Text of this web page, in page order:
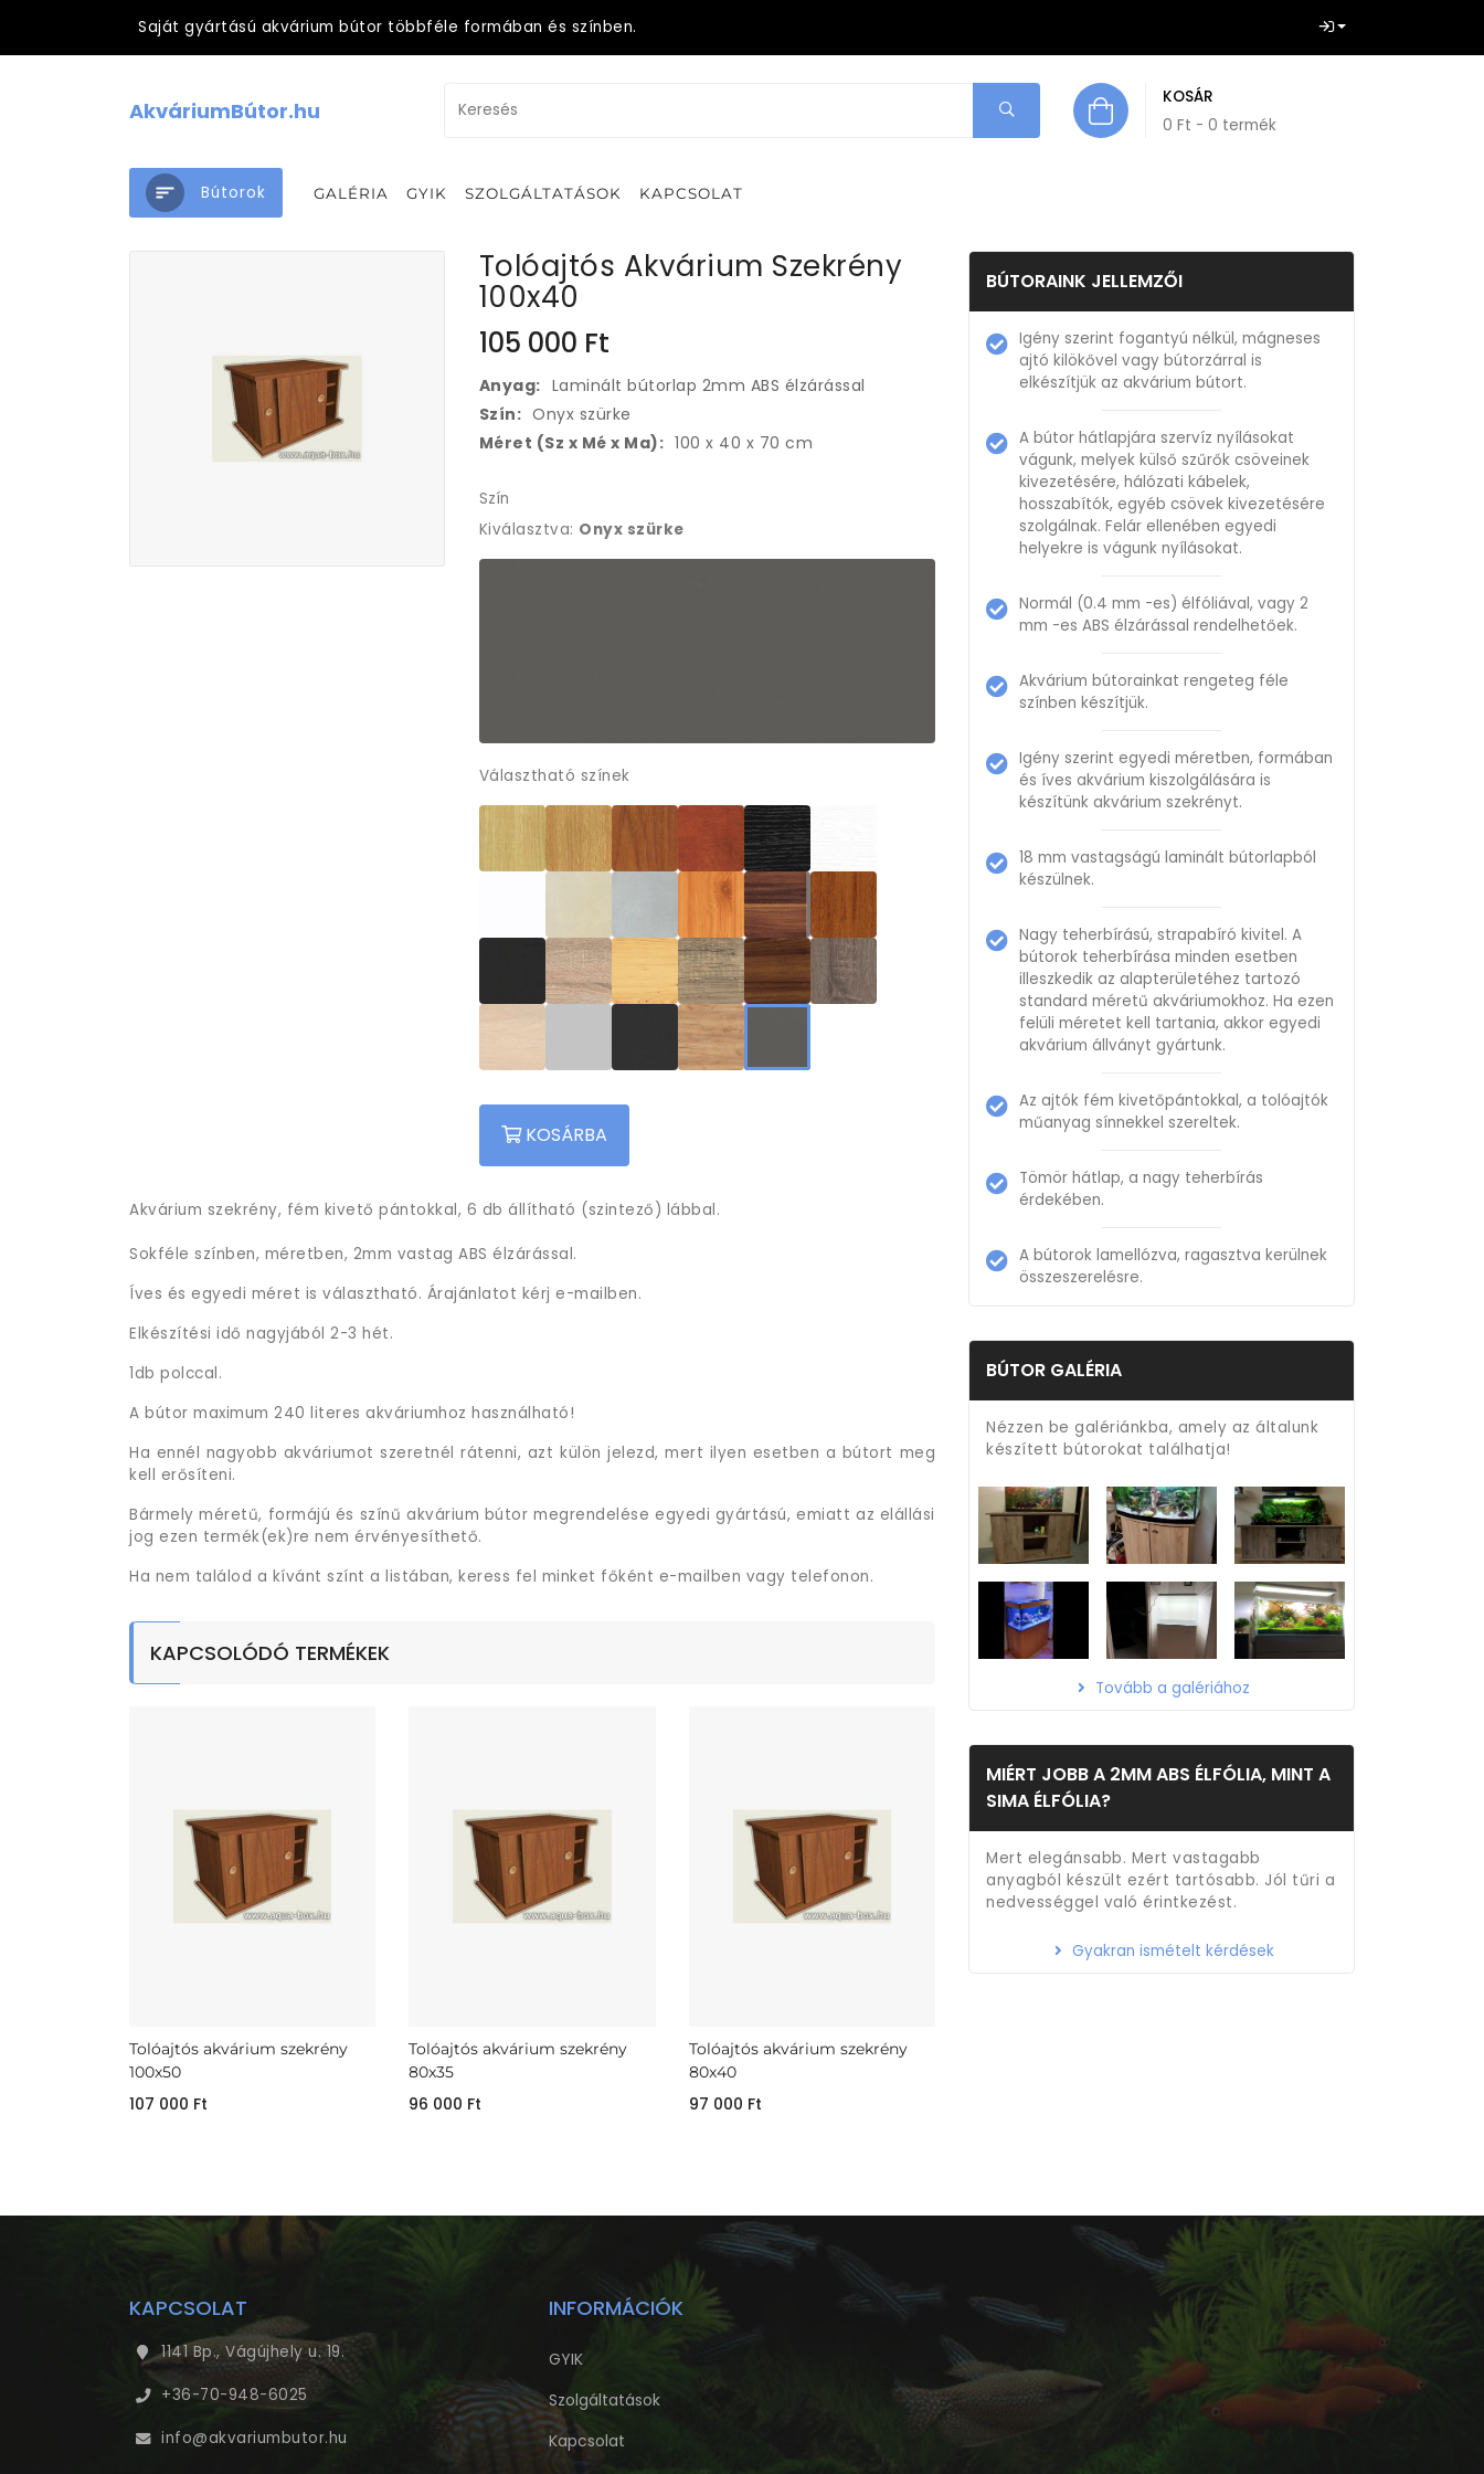
Saját gyártású akvárium bútor többféle formában és színben.
KOSÁR
0 Ft - 0 termék
AkváriumBútor.hu
Bútorok GALÉRIA GYIK SZOLGÁLTATÁSOK KAPCSOLAT
Tolóajtós Akvárium Szekrény
100x40
105 000 Ft
Anyag: Laminált bútorlap 2mm ABS élzárással
Szín: Onyx szürke
Méret (Sz x Mé x Ma): 100 x 40 x 70 cm
Szín
Kiválasztva: Onyx szürke
Választható színek
KOSÁRBA
Akvárium szekrény, fém kivető pántokkal, 6 db állítható (szintező) lábbal.
Sokféle színben, méretben, 2mm vastag ABS élzárással.
Íves és egyedi méret is választható. Árajánlatot kérj e-mailben.
Elkészítési idő nagyjából 2-3 hét.
1db polccal.
A bútor maximum 240 literes akváriumhoz használható!
Ha ennél nagyobb akváriumot szeretnél rátenni, azt külön jelezd, mert ilyen esetben a bútort meg
kell erősíteni.
Bármely méretű, formájú és színű akvárium bútor megrendelése egyedi gyártású, emiatt az elállási
jog ezen termék(ek)re nem érvényesíthető.
Ha nem találod a kívánt színt a listában, keress fel minket főként e-mailben vagy telefonon.
KAPCSOLÓDÓ TERMÉKEK
Tolóajtós akvárium szekrény
100x50
107 000 Ft
Tolóajtós akvárium szekrény
80x35
96 000 Ft
Tolóajtós akvárium szekrény
80x40
97 000 Ft
BÚTORAINK JELLEMZŐI
Igény szerint fogantyú nélkül, mágneses
ajtó kilökővel vagy bútorzárral is
elkészítjük az akvárium bútort.
A bútor hátlapjára szervíz nyílásokat
vágunk, melyek külső szűrők csöveinek
kivezetésére, hálózati kábelek,
hosszabítók, egyéb csövek kivezetésére
szolgálnak. Felár ellenében egyedi
helyekre is vágunk nyílásokat.
Normál (0.4 mm -es) élfóliával, vagy 2
mm -es ABS élzárással rendelhetőek.
Akvárium bútorainkat rengeteg féle
színben készítjük.
Igény szerint egyedi méretben, formában
és íves akvárium kiszolgálására is
készítünk akvárium szekrényt.
18 mm vastagságú laminált bútorlapból
készülnek.
Nagy teherbírású, strapabíró kivitel. A
bútorok teherbírása minden esetben
illeszkedik az alapterületéhez tartozó
standard méretű akváriumokhoz. Ha ezen
felüli méretet kell tartania, akkor egyedi
akvárium állványt gyártunk.
Az ajtók fém kivetőpántokkal, a tolóajtók
műanyag sínnekkel szereltek.
Tömör hátlap, a nagy teherbírás
érdekében.
A bútorok lamellózva, ragasztva kerülnek
összeszerelésre.
BÚTOR GALÉRIA
Nézzen be galériánkba, amely az általunk
készített bútorokat találhatja!
Tovább a galériához
MIÉRT JOBB A 2MM ABS ÉLFÓLIA, MINT A
SIMA ÉLFÓLIA?
Mert elegánsabb. Mert vastagabb
anyagból készült ezért tartósabb. Jól tűri a
nedvességgel való érintkezést.
Gyakran ismételt kérdések
KAPCSOLAT
1141 Bp., Vágújhely u. 19.
+36-70-948-6025
info@akvariumbutor.hu
INFORMÁCIÓK
GYIK
Szolgáltatások
Kapcsolat